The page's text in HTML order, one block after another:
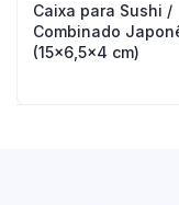
Caixa para Sushi /
Combinado
(15×6,5×4 cm)